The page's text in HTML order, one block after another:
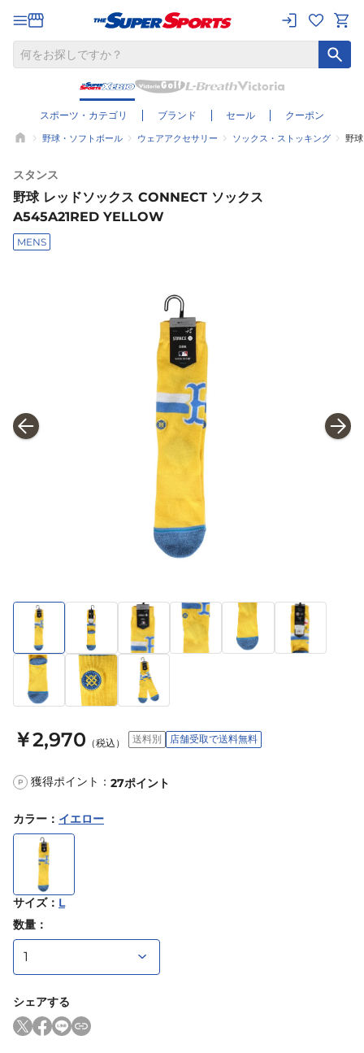
スポーツ・カテゴリ ブランド セール クーポン
野球・ソフトボール ウェアアクセサリー ソックス・ストッキング 野
スタンス
野球 レッドソックス CONNECT ソックス
A545A21RED YELLOW
MENS
￥2,970 （税込） 送料別 店舗受取で送料無料
P 獲得ポイント： 27ポイント
カラー ： イエロー
サイズ： L
数量：
シェアする